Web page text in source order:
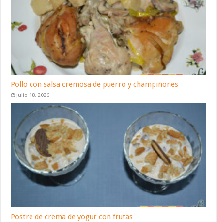
Pollo con salsa cremosa de puerro y champiñones
julio 18, 2026
Postre de crema de yogur con frutas